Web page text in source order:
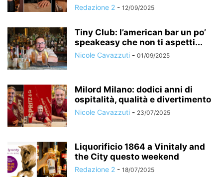
Redazione 2 - 12/09/2025
Tiny Club: l’american bar un po’
speakeasy che non ti aspetti...
Nicole Cavazzuti - 01/09/2025
Milord Milano: dodici anni di
ospitalità, qualità e divertimento
Nicole Cavazzuti - 23/07/2025
Liquorificio 1864 a Vinitaly and
the City questo weekend
Redazione 2 - 18/07/2025